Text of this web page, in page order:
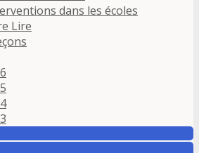
dans les écoles
Lire